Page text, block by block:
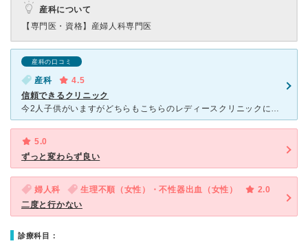
産科について
【専門医・資格】 産婦人科専門医
産科の口コミ
産科
4.5
信頼できるクリニック
今2人子供がいますがどちらもこちらのレディースクリニックにて検査、治療を受け授かりました。結婚5年目で検査を一度してみようと旦那と決め私も旦那も検査しました。検査はどちらも問題なくタイミング法にて1人
5.0
ずっと変わらず良い
婦人科 生理不順（女性）・不性器出血（女性）
2.0
二度と行かない
診療科目：